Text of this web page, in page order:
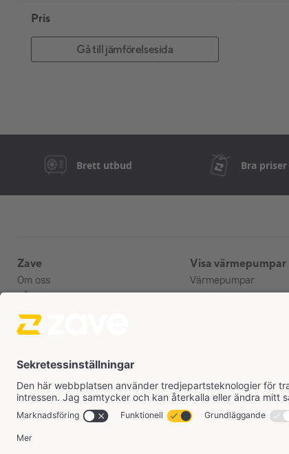
Pris
Gå till jämförelsesida
Brett utbud Bra priser
Zave
Om oss
Vårt team
Kontakta oss
Kampanj
kontakt@zave.se
010-884 49 33
Telefontid: 09:00 - 15:00
Chatt: 07:00 - 16:00
Visa värmepumpar
Värmepumpar
Luftvärmepumpar
Skydd
Fästen
Alla produkter